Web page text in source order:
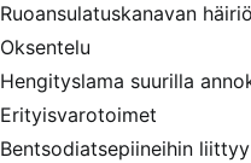
Ruoansulatuskanavan
Oksentelu
Hengityslama suurilla
Erityisvarotoimet
Bentsodiatsepiineihin